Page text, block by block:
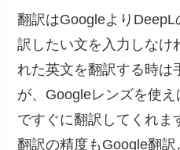
翻訳はGoogleより
訳したい文を入力しなけ
れた英文を翻訳する時は
が、Googleレンズを使
ですぐに翻訳してくれま
翻訳の精度もGoogle翻訳